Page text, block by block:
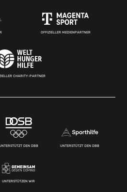
OFFIZIELLER MEDIENPARTNER
CHARITY-PARTNER
DEN DBB UNTERSTÜTZT DEN DBB
UNTERSTÜTZEN WIR